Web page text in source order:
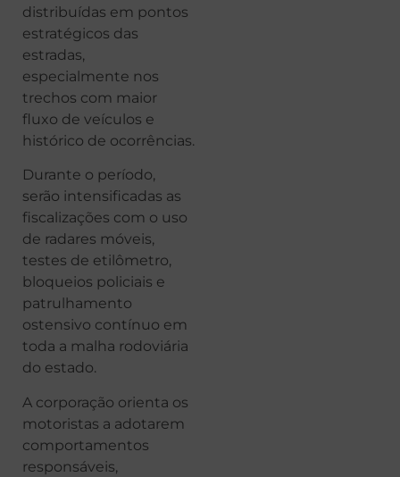
distribuídas em pontos
estratégicos das
estradas,
especialmente nos
trechos com maior
fluxo de veículos e
histórico de ocorrências.
Durante o período,
serão intensificadas as
fiscalizações com o uso
de radares móveis,
testes de etilômetro,
bloqueios policiais e
patrulhamento
ostensivo contínuo em
toda a malha rodoviária
do estado.
A corporação orienta os
motoristas a adotarem
comportamentos
responsáveis,